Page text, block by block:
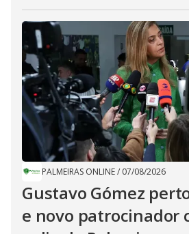
PALMEIRAS ONLINE/ 07/08/2026
Gustavo Gómez
e novo patrocinador